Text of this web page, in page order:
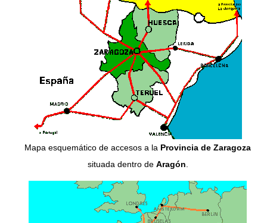
Mapa esquemático de accesos a la Provincia de Zaragoza
situada dentro de Aragón.